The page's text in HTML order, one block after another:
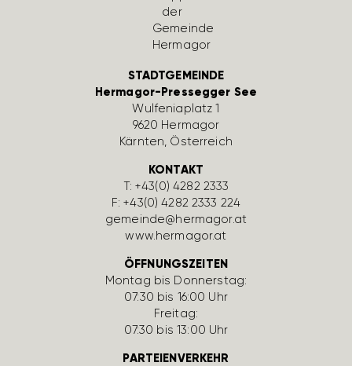
STADTGEMEINDE
Hermagor-Pressegger See
Wulfe­nia­platz 1
9620 Hermagor
Kärnten, Öster­reich
KONTAKT
T:+43(0) 4282 2333
F: +43(0) 4282 2333 224
gemeinde@hermagor.at
www.hermagor.at
ÖFFNUNGSZEITEN
Montag bis Donnerstag:
07:30 bis 16:00 Uhr
Freitag:
07:30 bis 13:00 Uhr
PARTEIENVERKEHR